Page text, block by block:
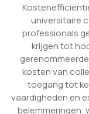
universitaire
professionals
krijgen tot
kosten van
toegang tot
vaardigheden en
belemmeringen,